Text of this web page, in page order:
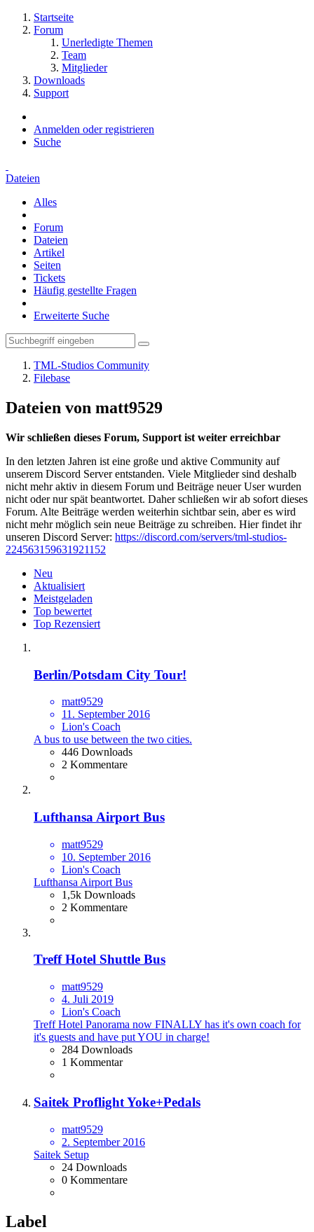
Startseite
Forum
Unerledigte Themen
Team
Mitglieder
Downloads
Support
Anmelden oder registrieren
Suche
Dateien
Alles
Forum
Dateien
Artikel
Seiten
Tickets
Häufig gestellte Fragen
Erweiterte Suche
TML-Studios Community
Filebase
Dateien von matt9529
Wir schließen dieses Forum, Support ist weiter erreichbar
In den letzten Jahren ist eine große und aktive Community auf
unserem Discord Server entstanden. Viele Mitglieder sind deshalb
nicht mehr aktiv in diesem Forum und Beiträge neuer User wurden
nicht oder nur spät beantwortet. Daher schließen wir ab sofort dieses
Forum. Alte Beiträge werden weiterhin sichtbar sein, aber es wird
nicht mehr möglich sein neue Beiträge zu schreiben. Hier findet ihr
unseren Discord Server: https://discord.com/servers/tml-studios-
224563159631921152
Neu
Aktualisiert
Meistgeladen
Top bewertet
Top Rezensiert
Berlin/Potsdam City Tour!
matt9529
11. September 2016
Lion's Coach
A bus to use between the two cities.
446 Downloads
2 Kommentare
Lufthansa Airport Bus
matt9529
10. September 2016
Lion's Coach
Lufthansa Airport Bus
1,5k Downloads
2 Kommentare
Treff Hotel Shuttle Bus
matt9529
4. Juli 2019
Lion's Coach
Treff Hotel Panorama now FINALLY has it's own coach for
it's guests and have put YOU in charge!
284 Downloads
1 Kommentar
Saitek Proflight Yoke+Pedals
matt9529
2. September 2016
Saitek Setup
24 Downloads
0 Kommentare
Label